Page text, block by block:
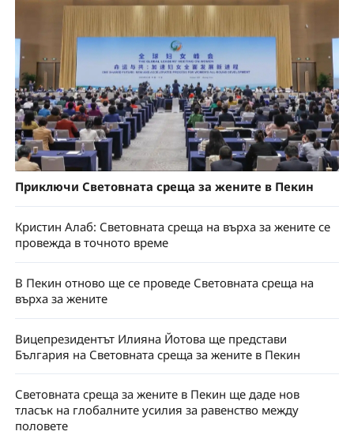
Приключи Световната среща за жените в Пекин
Кристин Алаб: Световната среща на върха за жените се
провежда в точното време
В Пекин отново ще се проведе Световната среща на
върха за жените
Вицепрезидентът Илияна Йотова ще представи
България на Световната среща за жените в Пекин
Световната среща за жените в Пекин ще даде нов
тласък на глобалните усилия за равенство между
половете